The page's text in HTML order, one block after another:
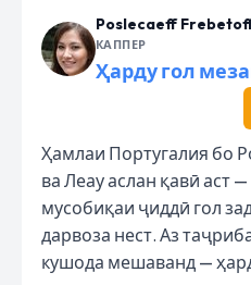
Poslecaeff
КАППЕР
Ҳарду гол
Ҳамлаи Португалия бо
ва Леау аслан қавӣ аст
мусобиқаи ҷиддӣ гол
дарвоза нест. Аз
кушода мешаванд —